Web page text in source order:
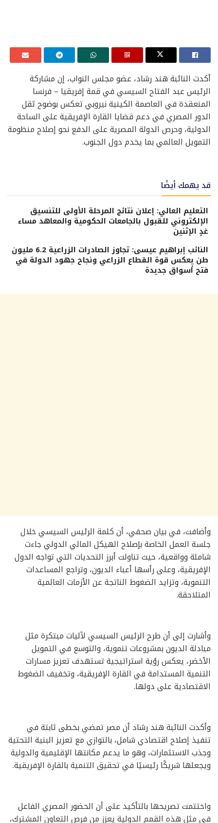
أكدت النائبة هند رشاد، عضو مجلس النواب، إن مشاركة
الرئيس عبد الفتاح السيسي في قمة إفريقيا – فرنسا
المنعقدة في العاصمة الكينية نيروبي تعكس بوضوح ثقل
الدور المصري في دعم قضايا القارة الإفريقية على الساحة
الدولية، وحرص الدولة المصرية على الدفع نحو إصلاح منظومة
التمويل العالمي بما يخدم دول الجنوب.
قد يهمك أيضًا
التعليم العالي: إعلان نتائج المرحلة الأولى للتنسيق
الإلكتروني للقبول بالجامعات الحكومية والمعاهد مساء
غدٍ الإثنين
النائب إبراهيم عيسى: تجاوز الصادرات الزراعية 6.2 مليون
طن يعكس قوة القطاع الزراعي ونجاح جهود الدولة في
فتح أسواق جديدة
وأضافت، في بيان صحفي، أن كلمة الرئيس السيسي خلال
جلسة العمل الخاصة بإصلاح الهيكل المالي الدولي جاءت
شاملة وواقعية، حيث تناولت أبرز التحديات التي تواجه الدول
الإفريقية، وعلى رأسها أعباء الديون، وتراجع المساعدات
التنموية، وتزايد الضغوط الناتجة عن الأزمات العالمية
المتلاحقة.
وأشارت إلى أن طرح الرئيس السيسي لآليات مبتكرة مثل
مبادلة الديون بمشروعات تنموية، والتوسع في التمويل
الأخضر، يعكس رؤية استراتيجية تستهدف تعزيز مسارات
التنمية المستدامة في القارة الإفريقية، وتخفيف الضغوط
الاقتصادية على دولها.
وأكدت النائبة هند رشاد أن مصر تمضي بخطى ثابتة في
تنفيذ إصلاح اقتصادي شامل، بالتوازي مع تعزيز البنية التحتية
وجذب الاستثمارات، وهو ما يدعم مكانتها الإقليمية والدولية
ويجعلها شريكًا رئيسيًا في تحقيق التنمية بالقارة الإفريقية.
واختتمت تصريحها بالتأكيد على أن الحضور المصري الفاعل
في مثل هذه القمم الدولية يعزز من فرص التعاون المشترك،